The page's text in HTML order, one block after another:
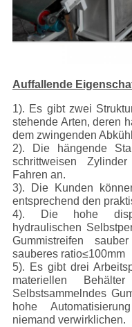
Auffallende
1). Es gibt zwei
stehende Arten, deren
dem zwingenden
2). Die hängende
schrittweisen
Fahren an.
3). Die Kunden
entsprechend den
4). Die hohe
hydraulischen
Gummistreifen
sauberes ratio≤100mm
5). Es gibt drei
materiellen
Selbstsammelndes
hohe
niemand verwirklichen.